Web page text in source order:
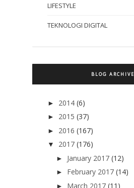
LIFESTYLE
TEKNOLOGI DIGITAL
BLOG ARCHIVE
► 2014 (6)
► 2015 (37)
► 2016 (167)
▼ 2017 (176)
► January 2017 (12)
► February 2017 (14)
► March 2017 (11)